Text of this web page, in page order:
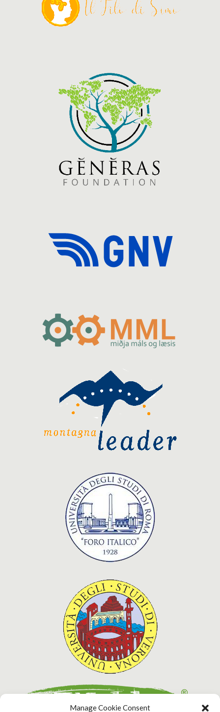
Manage Cookie Consent